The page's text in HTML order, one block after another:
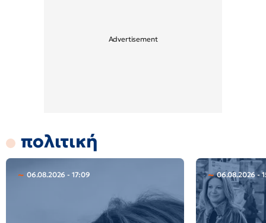
πολιτική
06.08.2026 - 17:09 06.08.2026 -